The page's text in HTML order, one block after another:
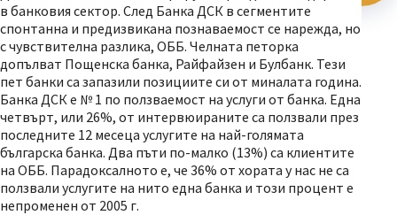
в банковия сектор. След Банка ДСК в сегментите
спонтанна и предизвикана познаваемост се нарежда, но
с чувствителна разлика, ОББ. Челната петорка
допълват Пощенска банка, Райфайзен и Булбанк. Тези
пет банки са запазили позициите си от миналата година.
Банка ДСК е № 1 по ползваемост на услуги от банка. Една
четвърт, или 26%, от интервюираните са ползвали през
последните 12 месеца услугите на най-голямата
българска банка. Два пъти по-малко (13%) са клиентите
на ОББ. Парадоксалното е, че 36% от хората у нас не са
ползвали услугите на нито една банка и този процент е
непроменен от 2005 г.